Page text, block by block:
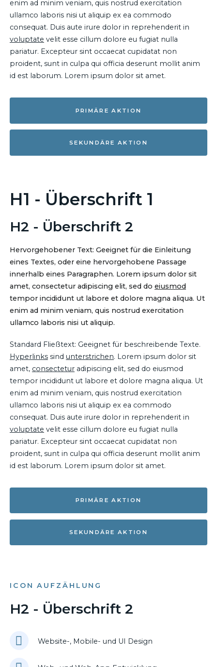
enim ad minim veniam, quis nostrud exercitation
ullamco laboris nisi ut aliquip ex ea commodo
consequat. Duis aute irure dolor in reprehenderit in
voluptate velit esse cillum dolore eu fugiat nulla
pariatur. Excepteur sint occaecat cupidatat non
proident, sunt in culpa qui officia deserunt mollit anim
id est laborum. Lorem ipsum dolor sit amet.
PRIMÄRE AKTION
SEKUNDÄRE AKTION
H1 - Überschrift 1
H2 - Überschrift 2
Hervorgehobener Text: Geeignet für die Einleitung
eines Textes, oder eine hervorgehobene Passage
innerhalb eines Paragraphen. Lorem ipsum dolor sit
amet, consectetur adipiscing elit, sed do eiusmod
tempor incididunt ut labore et dolore magna aliqua. Ut
enim ad minim veniam, quis nostrud exercitation
ullamco laboris nisi ut aliquip.
Standard Fließtext: Geeignet für beschreibende Texte.
Hyperlinks sind unterstrichen. Lorem ipsum dolor sit
amet, consectetur adipiscing elit, sed do eiusmod
tempor incididunt ut labore et dolore magna aliqua. Ut
enim ad minim veniam, quis nostrud exercitation
ullamco laboris nisi ut aliquip ex ea commodo
consequat. Duis aute irure dolor in reprehenderit in
voluptate velit esse cillum dolore eu fugiat nulla
pariatur. Excepteur sint occaecat cupidatat non
proident, sunt in culpa qui officia deserunt mollit anim
id est laborum. Lorem ipsum dolor sit amet.
PRIMÄRE AKTION
SEKUNDÄRE AKTION
ICON AUFZÄHLUNG
H2 - Überschrift 2
Website-, Mobile- und UI Design